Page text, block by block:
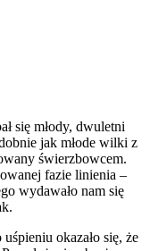
się młody, dwuletni
jak młode wilki z
świerzbowcem.
fazie linienia –
wydawało nam się
okazało się, że